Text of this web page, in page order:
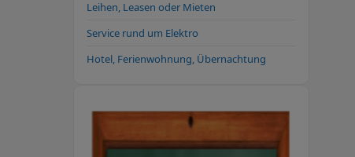
Leihen, Leasen oder Mieten
Service rund um Elektro
Hotel, Ferienwohnung, Übernachtung